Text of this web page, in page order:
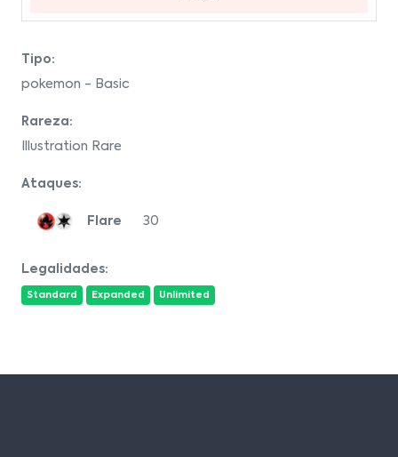
Tipo:
pokemon - Basic
Rareza:
Illustration Rare
Ataques:
Flare 30
Legalidades:
Standard Expanded Unlimited